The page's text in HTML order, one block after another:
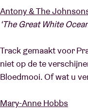
Antony & The
‘The Great White
Track gemaakt voor
niet op de te
Bloedmooi. Of wat u
Mary-Anne Hobbs